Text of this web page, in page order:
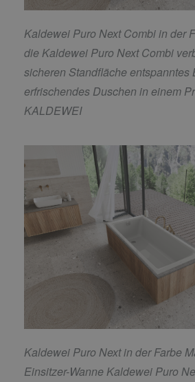
Kaldewei Puro Next Combi in der
die Kaldewei Puro Next Combi
sicheren Standfläche entspanntes
erfrischendes Duschen in einem
KALDEWEI
Kaldewei Puro Next in der Farbe
Einsitzer-Wanne Kaldewei Puro